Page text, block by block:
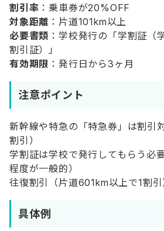
割引率 ：乗車券が20%OFF
対象距離 ：片道101km以上
必要書類 ：学校発行の「学割証（
割引証）」
有効期限 ：発行日から3ヶ月
注意ポイント
新幹線や特急の「特急券」は割引
割引）
学割証は学校で発行してもらう必
程度が一般的）
往復割引（片道601km以上で1割
具体例